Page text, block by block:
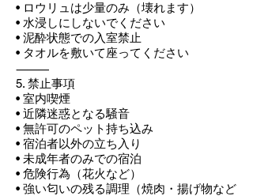
• ロウリュは少量のみ（壊れます）
• 水浸しにしないでください
• 泥酔状態での入室禁止
• タオルを敷いて座ってください
⸻
5. 禁止事項
• 室内喫煙
• 近隣迷惑となる騒音
• 無許可のペット持ち込み
• 宿泊者以外の立ち入り
• 未成年者のみでの宿泊
• 危険行為（花火など）
• 強い匂いの残る調理（焼肉・揚げ物など